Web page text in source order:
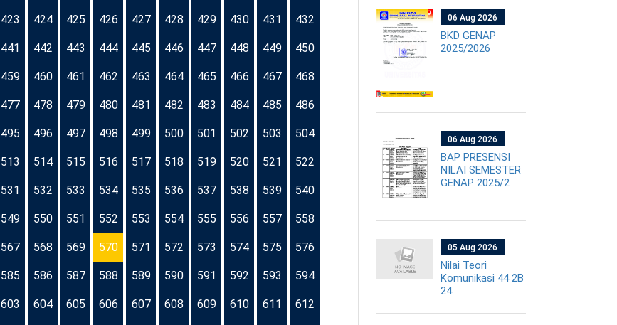
423 424 425 426 427 428 429 430 431 432
441 442 443 444 445 446 447 448 449 450
459 460 461 462 463 464 465 466 467 468
477 478 479 480 481 482 483 484 485 486
495 496 497 498 499 500 501 502 503 504
513 514 515 516 517 518 519 520 521 522
531 532 533 534 535 536 537 538 539 540
549 550 551 552 553 554 555 556 557 558
567 568 569 570 571 572 573 574 575 576
585 586 587 588 589 590 591 592 593 594
603 604 605 606 607 608 609 610 611 612
06 Aug 2026
BKD GENAP
2025/2026
06 Aug 2026
BAP PRESENSI
NILAI SEMESTER
GENAP 2025/2
05 Aug 2026
Nilai Teori
Komunikasi 44 2B
24